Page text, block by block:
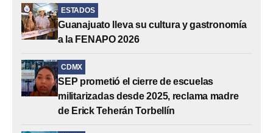
ESTADOS
Guanajuato lleva su cultura y gastronomía
a la FENAPO 2026
CDMX
SEP prometió el cierre de escuelas
militarizadas desde 2025, reclama madre
de Erick Teherán Torbellín